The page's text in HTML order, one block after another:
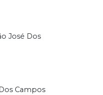
José Dos
Campos